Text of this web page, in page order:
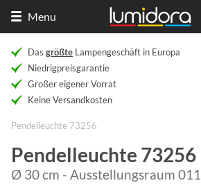
Menu
Das größte Lampengeschäft in Europa
Niedrigpreisgarantie
Großer eigener Vorrat
Keine Versandkosten
Pendelleuchte 73256
Pendelleuchte 73256
Ø 30 cm - Ausstellungsraum 011